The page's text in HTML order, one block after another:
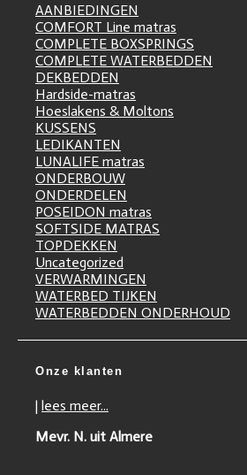
AANBIEDINGEN
COMFORT Line matras
COMPLETE BOXSPRINGS
COMPLETE WATERBEDDEN
DEKBEDDEN
Hardside-matras
Hoeslakens & Moltons
KUSSENS
LEDIKANTEN
LUNALIFE matras
ONDERBOUW
ONDERDELEN
POSEIDON matras
SOFTSIDE MATRAS
TOPDEKKEN
Uncategorized
VERWARMINGEN
WATERBED TIJKEN
WATERBEDDEN ONDERHOUD
Onze klanten
| lees meer...
Mevr. N. uit Almere